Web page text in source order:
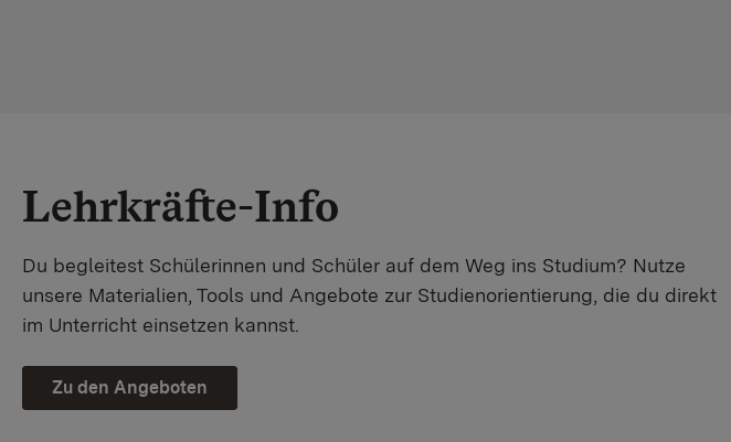
Lehrkräfte-Info
Du begleitest Schülerinnen und Schüler auf dem Weg ins Studium? Nutze
unsere Materialien, Tools und Angebote zur Studienorientierung, die du direkt
im Unterricht einsetzen kannst.
Zu den Angeboten